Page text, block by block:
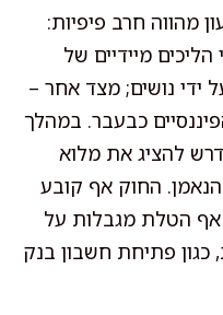
מהווה חרב פיפיות:
מיידיים של
ידי נושים; מצד אחר –
כבעבר. במהלך
להציג את מלוא
הנאמן. החוק אף קובע
אף הטלת מגבלות על
כגון פתיחת חשבון בנק